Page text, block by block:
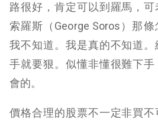
路很好，肯定可以到羅馬，
索羅斯（George Soros）那
我不知道。我是真的不知道
手就要狠。似懂非懂很難下
會的。
價格合理的股票不一定非買